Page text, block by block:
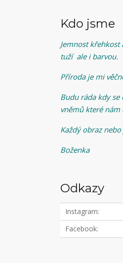
Kdo jsme
Jemnost
tuží ale i barvou.
Příroda je mi
Budu ráda kdy se
vněmů které nám
Každý obraz
Boženka
Odkazy
Instagram
Facebook